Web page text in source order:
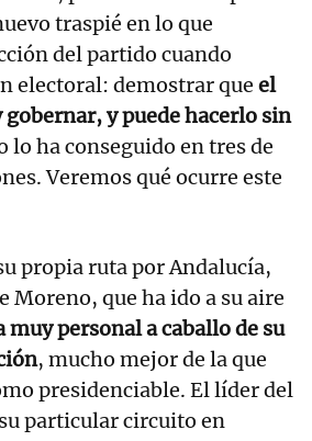
traspié en lo que
del partido cuando
electoral: demostrar que el
gobernar, y puede hacerlo sin
lo ha conseguido en tres de
Veremos qué ocurre este
propia ruta por Andalucía,
Moreno, que ha ido a su aire
muy personal a caballo de su
, mucho mejor de la que
presidenciable. El líder del
particular circuito en